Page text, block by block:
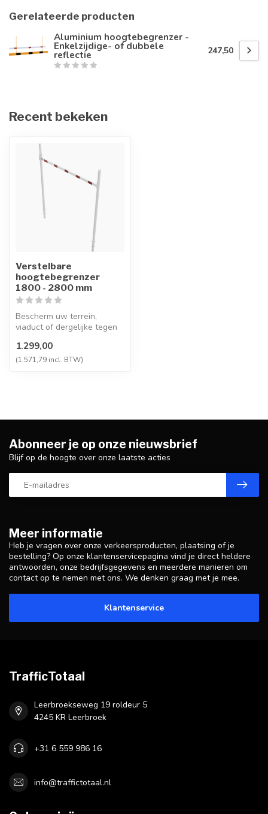
Gerelateerde producten
Aluminium hoogtebegrenzer -
Enkelzijdige- of dubbele
reflectie 247,50
Recent bekeken
Verstelbare
hoogtebegrenzer
1800 - 2800 mm
Bescherm uw terrein,
viaduct of dergelijke tegen
hoo...
1.299,00
(1.571,79 incl. BTW)
Meer informatie
Heb je vragen over onze verkeersproducten, plaatsing of je
bestelling? Op onze klantenservicepagina vind je direct heldere
antwoorden, onze bedrijfsgegevens en meerdere manieren om
contact op te nemen met ons. We denken graag met je mee.
Klantenservice
Abonneer je op onze nieuwsbrief
Blijf op de hoogte over onze laatste acties
TrafficTotaal
Leerbroekseweg 19 roldeur 5
4245 KR Leerbroek
+31 6 559 986 16
info@traffictotaal.nl